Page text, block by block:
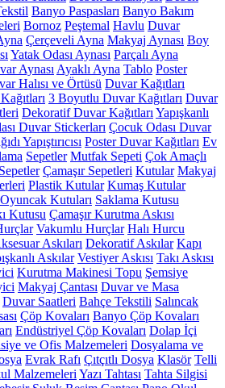
Banyo Paspasları Banyo Bakım
Bornoz Peştemal Havlu Duvar
Çerçeveli Ayna Makyaj Aynası Boy
Yatak Odası Aynası Parçalı Ayna
Aynası Ayaklı Ayna Tablo Poster
Halısı ve Örtüsü Duvar Kağıtları
3 Boyutlu Duvar Kağıtları Duvar
Dekoratif Duvar Kağıtları Yapışkanlı
Duvar Stickerları Çocuk Odası Duvar
Yapıştırıcısı Poster Duvar Kağıtları Ev
Sepetler Mutfak Sepeti Çok Amaçlı
Çamaşır Sepetleri Kutular Makyaj
Plastik Kutular Kumaş Kutular
Oyuncak Kutuları Saklama Kutusu
Kutusu Çamaşır Kurutma Askısı
Vakumlu Hurçlar Halı Hurcu
Askıları Dekoratif Askılar Kapı
Askılar Vestiyer Askısı Takı Askısı
Kurutma Makinesi Topu Şemsiye
Makyaj Çantası Duvar ve Masa
Duvar Saatleri Bahçe Tekstili Salıncak
Çöp Kovaları Banyo Çöp Kovaları
Endüstriyel Çöp Kovaları Dolap İçi
ve Ofis Malzemeleri Dosyalama ve
Evrak Rafı Çıtçıtlı Dosya Klasör Telli
Malzemeleri Yazı Tahtası Tahta Silgisi